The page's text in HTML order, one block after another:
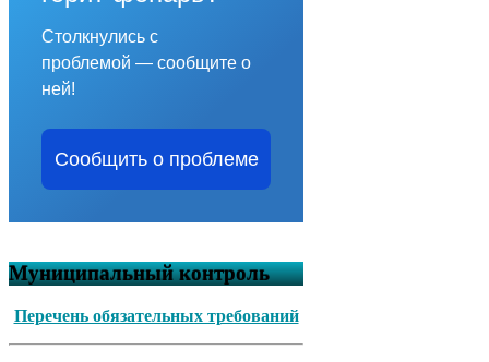
Столкнулись с
проблемой — сообщите о
ней!
Сообщить о проблеме
Муниципальный контроль
Перечень обязательных требований